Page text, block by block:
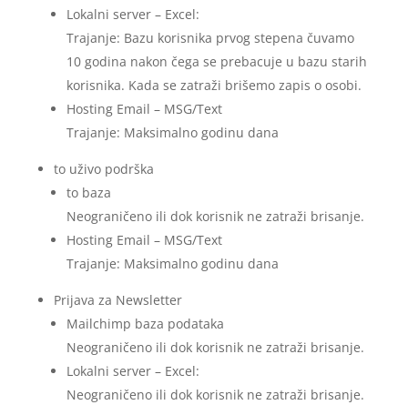
Lokalni server – Excel:
Trajanje: Bazu korisnika prvog stepena čuvamo
10 godina nakon čega se prebacuje u bazu starih
korisnika. Kada se zatraži brišemo zapis o osobi.
Hosting Email – MSG/Text
Trajanje: Maksimalno godinu dana
to uživo podrška
to baza
Neograničeno ili dok korisnik ne zatraži brisanje.
Hosting Email – MSG/Text
Trajanje: Maksimalno godinu dana
Prijava za Newsletter
Mailchimp baza podataka
Neograničeno ili dok korisnik ne zatraži brisanje.
Lokalni server – Excel:
Neograničeno ili dok korisnik ne zatraži brisanje.